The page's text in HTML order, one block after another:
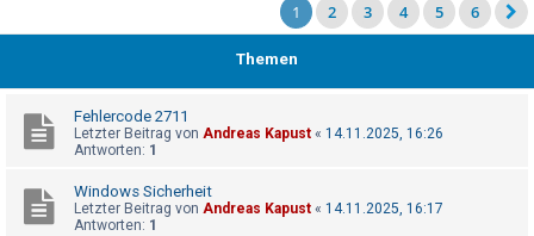
R
e
g
i
1 2 3 4 5 6
Themen
Fehlercode 2711
Letzter Beitrag von Andreas Kapust « 14.11.2025, 16:26
Antworten: 1
Windows Sicherheit
Letzter Beitrag von Andreas Kapust « 14.11.2025, 16:17
Antworten: 1